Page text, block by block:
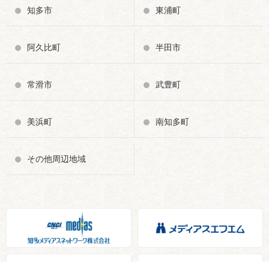
知多市 東浦町
阿久比町 半田市
常滑市 武豊町
美浜町 南知多町
その他周辺地域